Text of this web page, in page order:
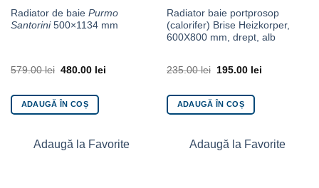
Radiator de baie Purmo
Santorini500×1134 mm
579.00lei 480.00 lei
ADAUGĂ ÎN COȘ
Adaugă la Favorite
Radiator baie portprosop
(calorifer) Brise Heizkorper,
600X800 mm, drept, alb
235.00lei 195.00 lei
ADAUGĂ ÎN COȘ
Adaugă la Favorite